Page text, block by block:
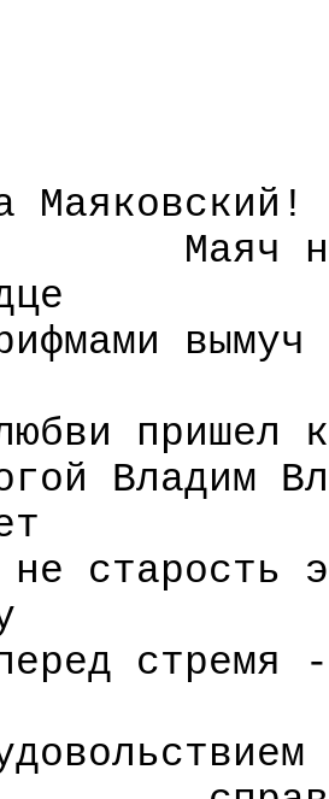
на
вымуч
пришел
Владим
стремя -